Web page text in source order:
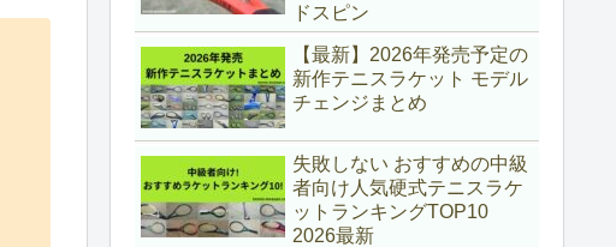
ドスピン
【最新】2026年発売予定の
新作テニスラケット モデル
チェンジまとめ
失敗しない おすすめの中級
者向け人気硬式テニスラケ
ットランキングTOP10
2026最新